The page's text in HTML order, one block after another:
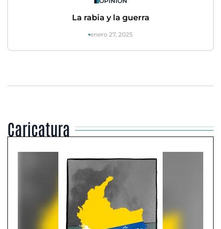
La rabia y la guerra
enero 27, 2025
Caricatura